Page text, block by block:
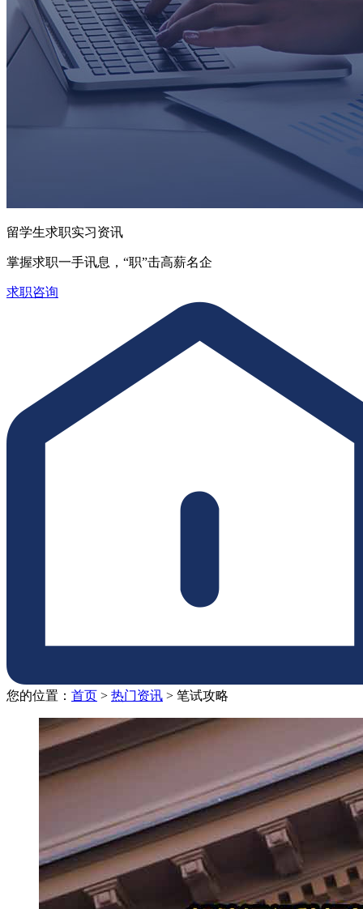
留学生求职实习资讯
掌握求职一手讯息，“职”击高薪名企
求职咨询
您的位置： 首页 > 热门资讯 > 笔试攻略